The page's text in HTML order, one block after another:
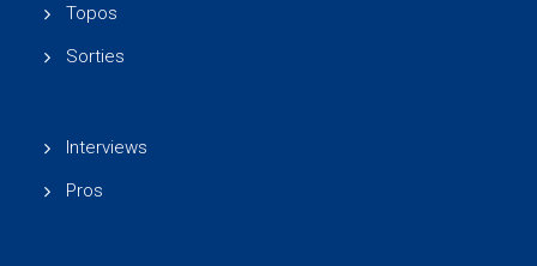
Topos
Sorties
Interviews
Pros